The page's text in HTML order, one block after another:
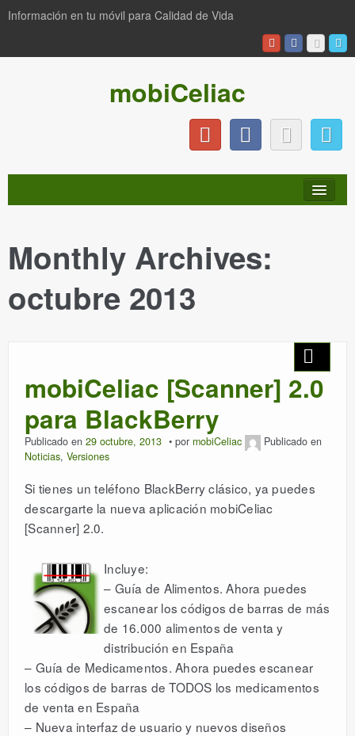
Información en tu móvil para Calidad de Vida
mobiCeliac
NOTICIAS
DESCARGAR
LICENCIAS
Monthly Archives:
octubre 2013
mobiCeliac [Scanner] 2.0
para BlackBerry
Publicado en 29 octubre, 2013 por mobiCeliac
Publicado en
Noticias, Versiones
Si tienes un teléfono BlackBerry clásico, ya puedes
descargarte la nueva aplicación mobiCeliac
[Scanner] 2.0.
Incluye:
– Guía de Alimentos. Ahora puedes
escanear los códigos de barras de más
de 16.000 alimentos de venta y
distribución en España
– Guía de Medicamentos. Ahora puedes escanear
los códigos de barras de TODOS los medicamentos
de venta en España
– Nueva interfaz de usuario y nuevos diseños